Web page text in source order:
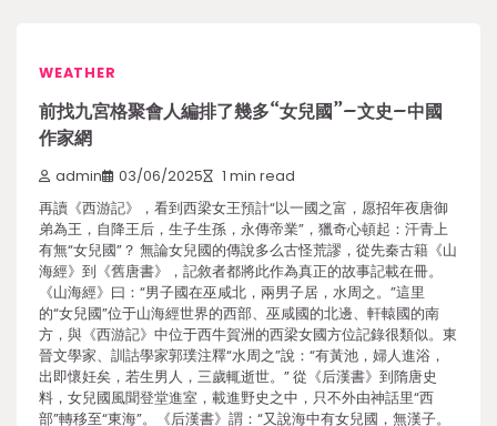
WEATHER
前找九宮格聚會人編排了幾多“女兒國”–文史–中國
作家網
admin 03/06/2025 1 min read
再讀《西游記》，看到西梁女王預計“以一國之富，愿招年夜唐御
弟為王，自降王后，生子生孫，永傳帝業”，獵奇心頓起：汗青上
有無“女兒國”？ 無論女兒國的傳說多么古怪荒謬，從先秦古籍《山
海經》到《舊唐書》，記敘者都將此作為真正的故事記載在冊。
《山海經》曰：“男子國在巫咸北，兩男子居，水周之。”這里
的“女兒國”位于山海經世界的西部、巫咸國的北邊、軒轅國的南
方，與《西游記》中位于西牛賀洲的西梁女國方位記錄很類似。東
晉文學家、訓詁學家郭璞注釋“水周之”說：“有黃池，婦人進浴，
出即懷妊矣，若生男人，三歲輒逝世。” 從《后漢書》到隋唐史
料，女兒國風聞登堂進室，載進野史之中，只不外由神話里“西
部”轉移至“東海”。《后漢書》謂：“又說海中有女兒國，無漢子。